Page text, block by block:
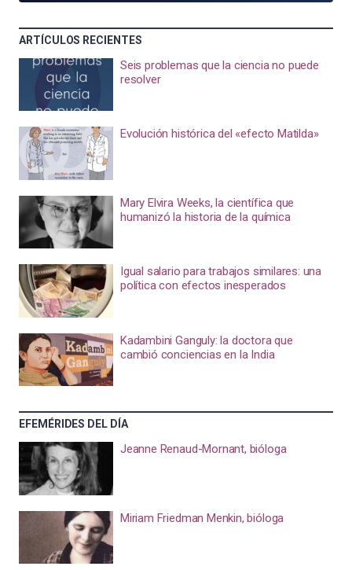
ARTÍCULOS RECIENTES
Seis problemas que la ciencia no puede
resolver
Evolución histórica del «efecto Matilda»
Mary Elvira Weeks, la científica que
humanizó la historia de la química
Igual salario para trabajos similares: una
política con efectos inesperados
Kadambini Ganguly: la doctora que
cambió conciencias en la India
EFEMÉRIDES DEL DÍA
Jeanne Renaud-Mornant, bióloga
Miriam Friedman Menkin, bióloga